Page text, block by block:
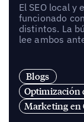
El SEO local y
funcionado
distintos. La
lee ambos
Blogs
Optimización
Marketing en